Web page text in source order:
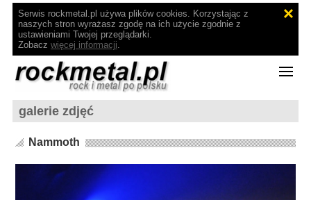
Serwis rockmetal.pl używa plików cookies. Korzystając z
naszych stron wyrażasz zgodę na ich użycie zgodnie z
ustawieniami Twojej przeglądarki.
Zobacz więcej informacji.
galerie zdjęć
Nammoth